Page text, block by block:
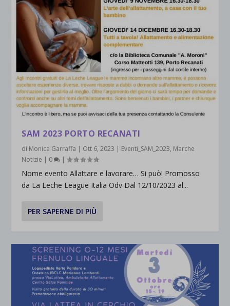
SAM 2023 PORTO RECANATI
di Monica Garraffa | Ott 6, 2023 | Eventi_SAM_2023, Marche
Notizie | 0 |
Nome evento Allattare e lavorare… Si può! Promosso
da La Leche League Italia Odv Dal 12/10/2023 al...
PER SAPERNE DI PIÙ